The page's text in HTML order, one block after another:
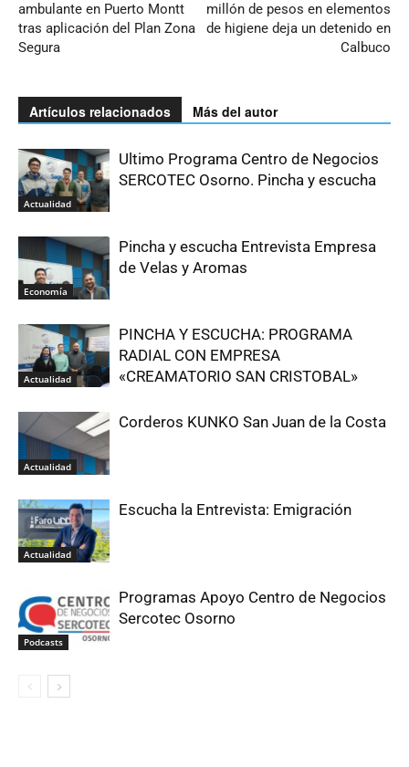
ambulante en Puerto Montt
tras aplicación del Plan Zona
Segura
millón de pesos en elementos
de higiene deja un detenido en
Calbuco
Artículos relacionados Más del autor
Actualidad
Ultimo Programa Centro de Negocios
SERCOTEC Osorno. Pincha y escucha
Economía
Pincha y escucha Entrevista Empresa
de Velas y Aromas
Actualidad
PINCHA Y ESCUCHA: PROGRAMA
RADIAL CON EMPRESA
«CREAMATORIO SAN CRISTOBAL»
Actualidad
Corderos KUNKO San Juan de la Costa
Actualidad
Escucha la Entrevista: Emigración
Podcasts
Programas Apoyo Centro de Negocios
Sercotec Osorno